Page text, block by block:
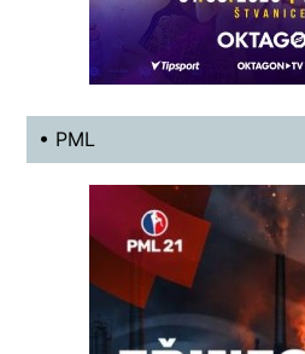
• PML